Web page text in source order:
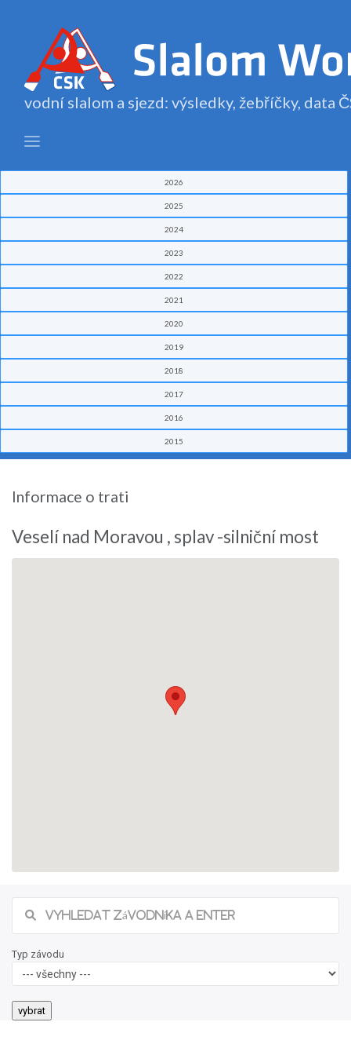
vodní slalom a sjezd: výsledky, žebříčky, data
2026
2025
2024
2023
2022
2021
2020
2019
2018
2017
2016
2015
Informace o trati
Veselí nad Moravou , splav -silniční most
Typ závodu